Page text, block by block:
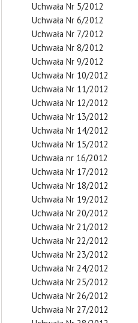
Uchwała Nr 5/2012
Uchwała Nr 6/2012
Uchwała Nr 7/2012
Uchwała Nr 8/2012
Uchwała Nr 9/2012
Uchwała Nr 10/2012
Uchwała Nr 11/2012
Uchwała Nr 12/2012
Uchwała Nr 13/2012
Uchwała Nr 14/2012
Uchwała Nr 15/2012
Uchwała nr 16/2012
Uchwała Nr 17/2012
Uchwała Nr 18/2012
Uchwała Nr 19/2012
Uchwała Nr 20/2012
Uchwała Nr 21/2012
Uchwała Nr 22/2012
Uchwała Nr 23/2012
Uchwała Nr 24/2012
Uchwała Nr 25/2012
Uchwała Nr 26/2012
Uchwała Nr 27/2012